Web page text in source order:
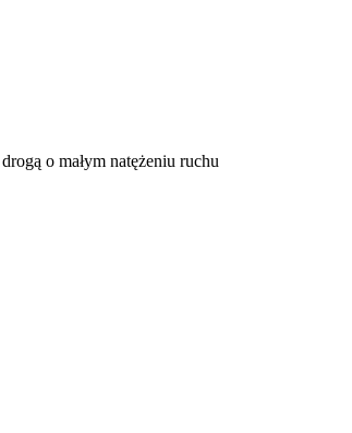
o małym natężeniu ruchu